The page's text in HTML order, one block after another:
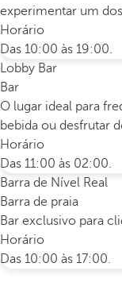
experimentar um
Horário
Das 10:00 às 19:00.
Lobby Bar
Bar
O lugar ideal para
bebida ou desfrutar
Horário
Das 11:00 às 02:00.
Barra de Nível Real
Barra de praia
Bar exclusivo para
Horário
Das 10:00 às 17:00.